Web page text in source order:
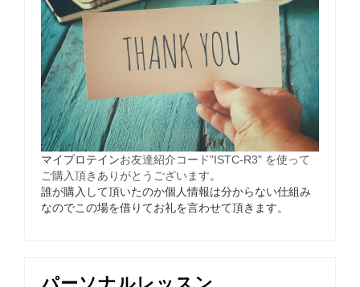
マイプロテインお友達紹介コード"ISTC-R3" を使って
ご購入頂きありがとうございます。
誰が購入して頂いたのか個人情報は分からない仕組み
なのでこの場を借りてお礼を言わせて頂きます。